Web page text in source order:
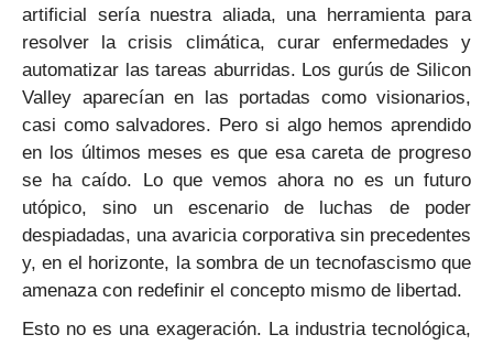
artificial sería nuestra aliada, una herramienta para
resolver la crisis climática, curar enfermedades y
automatizar las tareas aburridas. Los gurús de Silicon
Valley aparecían en las portadas como visionarios,
casi como salvadores. Pero si algo hemos aprendido
en los últimos meses es que esa careta de progreso
se ha caído. Lo que vemos ahora no es un futuro
utópico, sino un escenario de luchas de poder
despiadadas, una avaricia corporativa sin precedentes
y, en el horizonte, la sombra de un tecnofascismo que
amenaza con redefinir el concepto mismo de libertad.
Esto no es una exageración. La industria tecnológica,